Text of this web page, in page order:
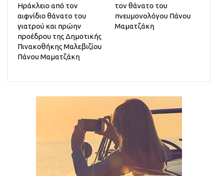
Ηράκλειο από τον
αιφνίδιο θάνατο του
γιατρού και πρώην
προέδρου της Δημοτικής
Πινακοθήκης Μαλεβιζίου
Πάνου Μαματζάκη
τον θάνατο του
πνευμονολόγου Πάνου
Μαματζάκη